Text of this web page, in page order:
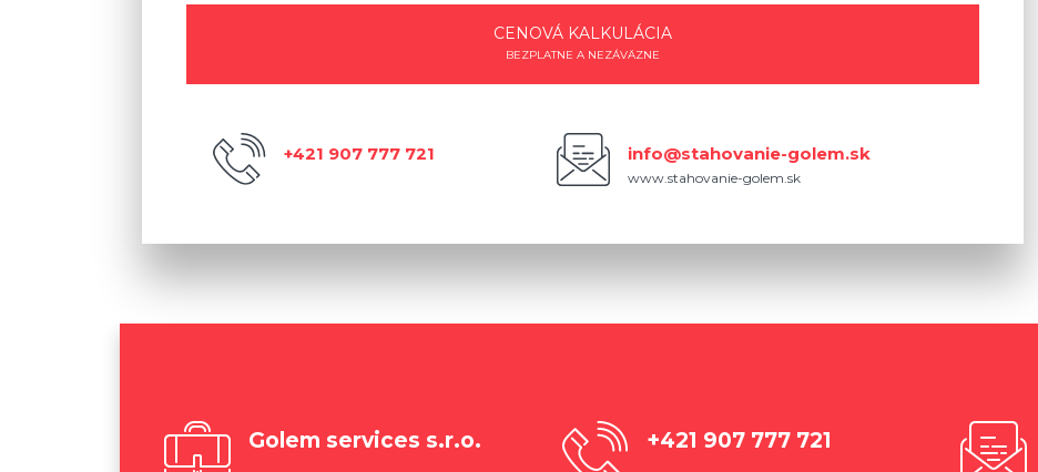
CENOVÁ KALKULÁCIA
BEZPLATNE A NEZÁVÄZNE
+421 907 777 721 info@stahovanie-golem.sk
www.stahovanie-golem.sk
Golem services s.r.o. +421 907 777 721